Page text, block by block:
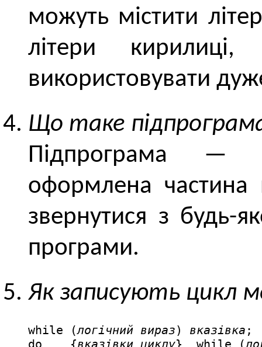
можуть містити
літери
використовувати
Що таке
Підпрограма —
оформлена
звернутися з будь-
програми.
Як записують цикл
while (логічний вираз) вказівка ;
do    {вказівки циклу}  while (